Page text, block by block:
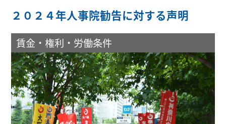
２０２４年人事院勧告に対する声明
賃金・権利・労働条件